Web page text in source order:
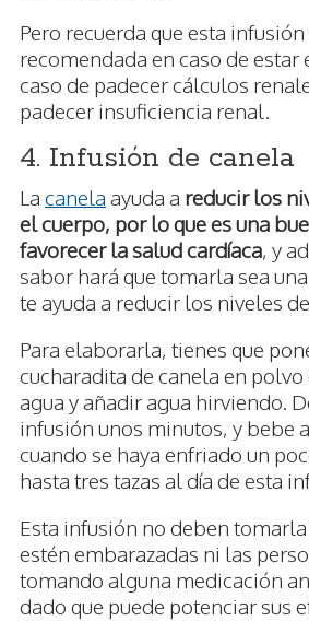
Pero recuerda que esta
recomendada en caso de estar
caso de padecer cálculos
padecer insuficiencia renal.
4. Infusión de canela
La canela ayuda a reducir los
el cuerpo, por lo que es una
favorecer la salud cardíaca, y
sabor hará que tomarla sea
te ayuda a reducir los niveles
Para elaborarla, tienes que
cucharadita de canela en polvo
agua y añadir agua hirviendo.
infusión unos minutos, y bebe
cuando se haya enfriado un
hasta tres tazas al día de esta
Esta infusión no deben
estén embarazadas ni las
tomando alguna medicación
dado que puede potenciar sus